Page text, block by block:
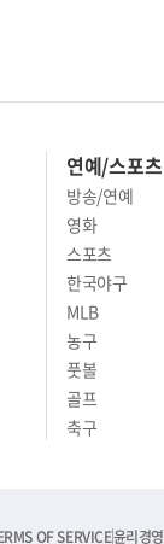
연예/스포츠
방송/연예
영화
스포츠
한국야구
MLB
농구
풋볼
골프
축구
OF SERVICE윤리경영